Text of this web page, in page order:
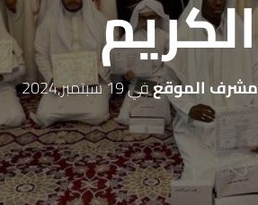
الكريم
مشرف الموقعفي19 سبتمبر,2024